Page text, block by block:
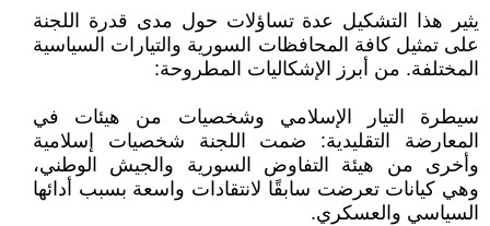
يثير هذا التشكيل عدة تساؤلات حول مدى قدرة اللجنة
على تمثيل كافة المحافظات السورية والتيارات السياسية
المختلفة. من أبرز الإشكاليات المطروحة:
سيطرة التيار الإسلامي وشخصيات من هيئات في
المعارضة التقليدية: ضمت اللجنة شخصيات إسلامية
وأخرى من هيئة التفاوض السورية والجيش الوطني،
وهي كيانات تعرضت سابقًا لانتقادات واسعة بسبب أدائها
السياسي والعسكري.